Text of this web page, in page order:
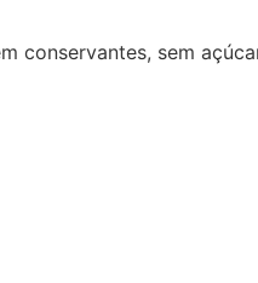
conservantes, sem